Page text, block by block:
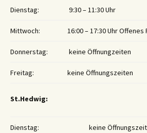
Dienstag: 9:30 – 11:30 Uhr
Mittwoch: 16:00 – 17:30 Uhr
Donnerstag: keine Öffnungzeiten
Freitag: keine Öffnungszeiten
St.Hedwig:
Dienstag: keine